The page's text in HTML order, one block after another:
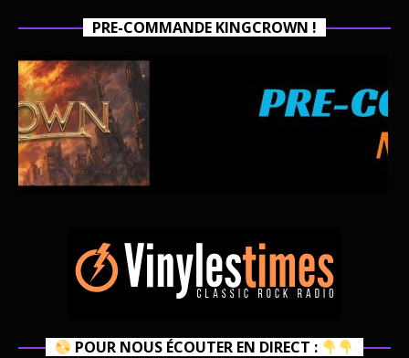
PRE-COMMANDE KINGCROWN !
POUR NOUS ÉCOUTER EN DIRECT :